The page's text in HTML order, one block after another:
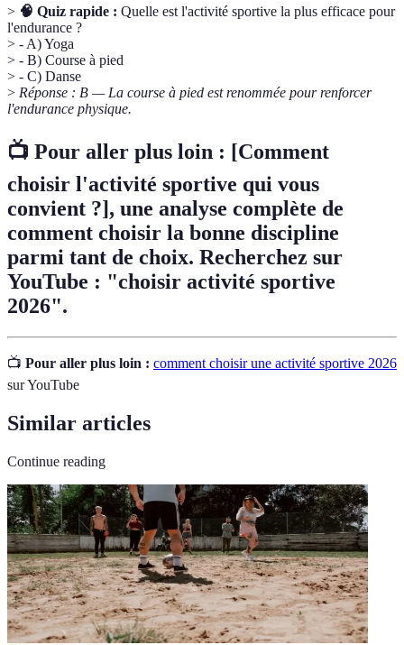
> 🧠 Quiz rapide : Quelle est l'activité sportive la plus efficace pour
l'endurance ?
> - A) Yoga
> - B) Course à pied
> - C) Danse
> Réponse : B — La course à pied est renommée pour renforcer
l'endurance physique.
📺 Pour aller plus loin : [Comment
choisir l'activité sportive qui vous
convient ?], une analyse complète de
comment choisir la bonne discipline
parmi tant de choix. Recherchez sur
YouTube : "choisir activité sportive
2026".
📺 Pour aller plus loin : comment choisir une activité sportive 2026
sur YouTube
Similar articles
Continue reading